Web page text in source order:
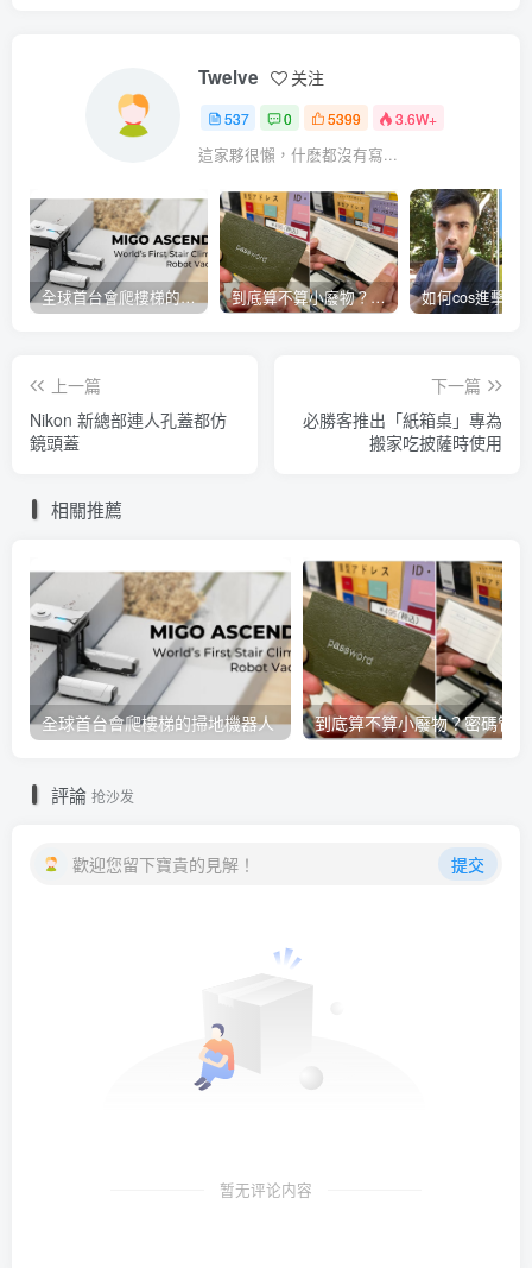
Twelve 关注
537 0 5399 3.6W+
這家夥很懶，什麽都沒有寫...
全球首台會爬樓梯的掃地機器人 到底算不算小廢物？密碼管理小本本開賣
上一篇
Nikon 新總部連人孔蓋都仿
鏡頭蓋
下一篇
必勝客推出「紙箱桌」專為
搬家吃披薩時使用
相關推薦
全球首台會爬樓梯的掃地機器人
評論 抢沙发
歡迎您留下寶貴的見解！ 提交
暂无评论内容